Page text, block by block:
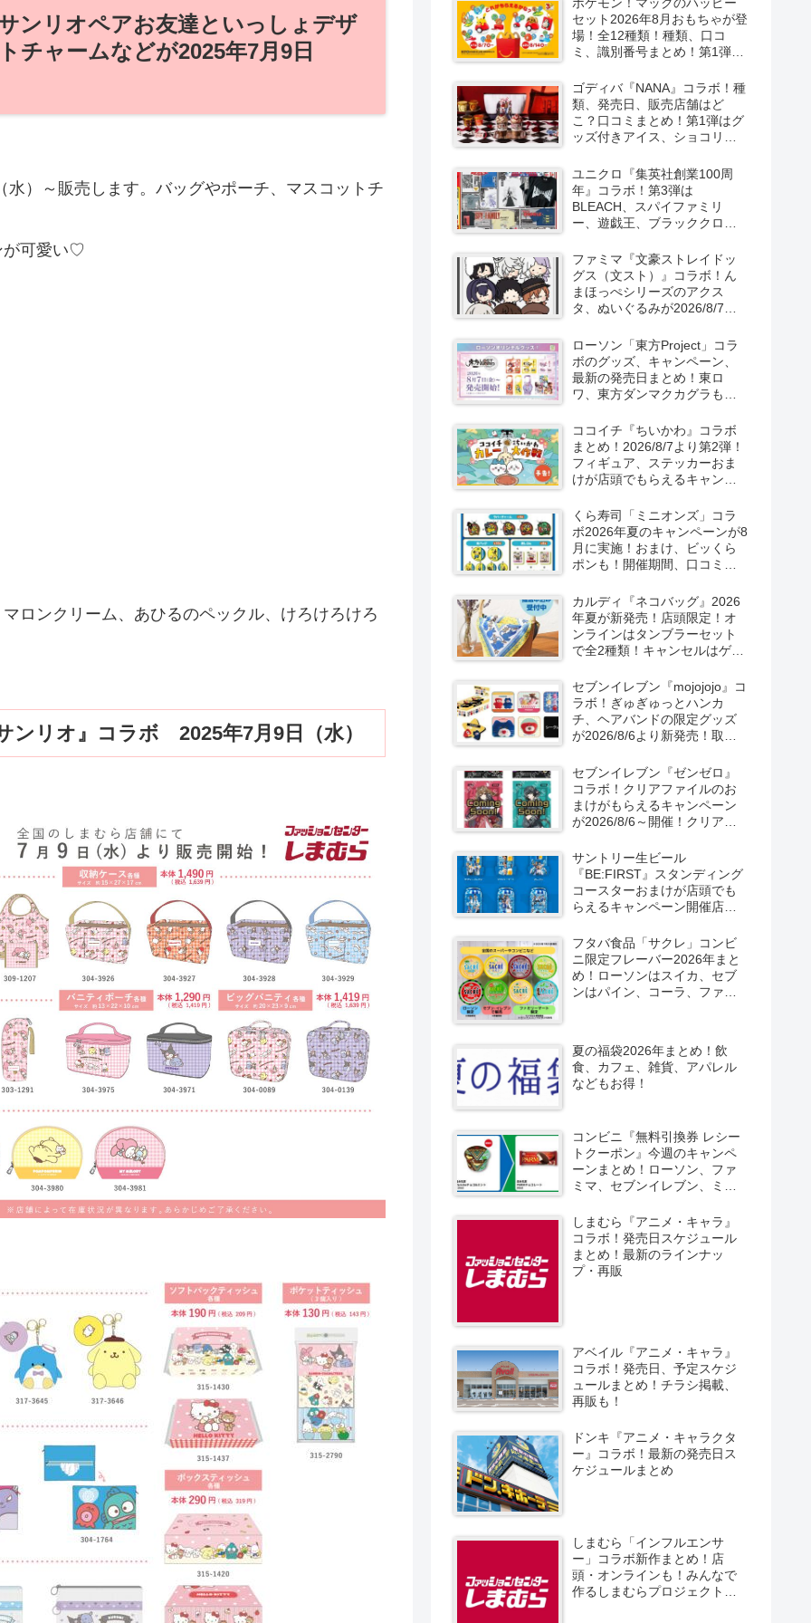
ンリオペアお友達といっしょデザ
チャームなどが2025年7月9日
）～販売します。バッグやポーチ、マスコットチ
が可愛い♡
ロンクリーム、あひるのペックル、けろけろけろ
リオ』コラボ 2025年7月9日（水）
セット2026年8月おもちゃが登
場！全12種類！種類、口コ
ミ、識別番号まとめ！第1弾は
ゴディバ『NANA』コラボ！種
類、発売日、販売店舗はど
こ？口コミまとめ！第1弾はグ
ッズ付きアイス、ショコリキ
より新発売！第2弾は限定チョ
コレートなどが2026年10月？
再販売は？
ユニクロ『集英社創業100周
年』コラボ！第3弾は
BLEACH、スパイファミリ
ー、遊戯王、ブラッククロー
の半袖Tシャツが2026/8/7より
新発売！
ファミマ『文豪ストレイドッ
グス（文スト）』コラボ！ん
まほっぺシリーズのアクス
タ、ぬいぐるみが2026/8/7～
ローソン「東方Project」コラ
ボのグッズ、キャンペーン、
最新の発売日まとめ！東ロ
ワ、東方ダンマクカグラも！
LostWordのプラモ風アクキ
ー、カラビナ、クリアファイ
ルが2026/8/7より新発売！
ココイチ『ちいかわ』コラボ
まとめ！2026/8/7より第2弾！
フィギュア、ステッカーおま
けが店頭でもらえるキャンペ
る！
くら寿司「ミニオンズ」コラ
ボ2026年夏のキャンペーンが8
月に実施！おまけ、ビッくら
ポンも！開催期間、口コミ、
カルディ『ネコバッグ』2026
年夏が新発売！店頭限定！オ
ンラインはタンブラーセット
で全2種類！キャンセルはゲリ
セブンイレブン『mojojojo』コ
ラボ！ぎゅぎゅっとハンカ
チ、ヘアバンドの限定グッズ
が2026/8/6より新発売！取扱
セブンイレブン『ゼンゼロ』
コラボ！クリアファイルのお
まけがもらえるキャンペーン
が2026/8/6～開催！クリアカ
売！
サントリー生ビール
『BE:FIRST』スタンディング
コースターおまけが店頭でも
らえるキャンペーン開催店は
定で6種類！見分け方！セブ
ン、ファミマ、ローソン、デ
イリーヤマザキ、ミニストッ
プなどで！クーラーバッグ
フタバ食品「サクレ」コンビ
ニ限定フレーバー2026年まと
め！ローソンはスイカ、セブ
ンはパイン、コーラ、ファミ
夏の福袋2026年まとめ！飲
食、カフェ、雑貨、アパレル
などもお得！
コンビニ『無料引換券 レシー
トクーポン』今週のキャンペ
ーンまとめ！ローソン、ファ
ミマ、セブンイレブン、ミニ
しまむら『アニメ・キャラ』
コラボ！発売日スケジュール
まとめ！最新のラインナッ
プ・再販
アベイル『アニメ・キャラ』
コラボ！発売日、予定スケジ
ュールまとめ！チラシ掲載、
再販も！
ドンキ『アニメ・キャラクタ
ー』コラボ！最新の発売日ス
ケジュールまとめ
しまむら「インフルエンサ
ー」コラボ新作まとめ！店
頭・オンラインも！みんなで
作るしまむらプロジェクト！